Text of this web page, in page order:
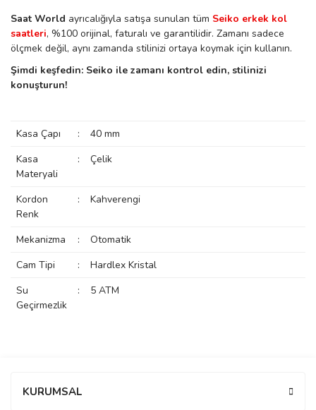
Saat World ayrıcalığıyla satışa sunulan tüm Seiko erkek kol
saatleri, %100 orijinal, faturalı ve garantilidir. Zamanı sadece
ölçmek değil, aynı zamanda stilinizi ortaya koymak için kullanın.
Şimdi keşfedin: Seiko ile zamanı kontrol edin, stilinizi
konuşturun!
Kasa Çapı :
40 mm
Kasa
Materyali
: Çelik
Kordon
Renk
: Kahverengi
Mekanizma :
Otomatik
Cam Tipi
:
Hardlex Kristal
Su
Geçirmezlik
: 5 ATM
KURUMSAL